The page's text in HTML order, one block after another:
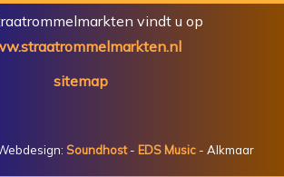
vindt u op
sitemap
Soundhost- EDS Music- Alkmaar